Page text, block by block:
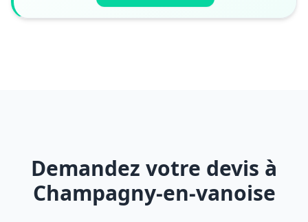
Demandez votre devis à
Champagny-en-vanoise